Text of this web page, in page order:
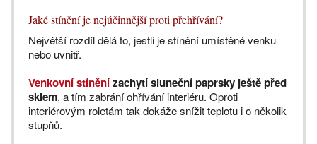
Jaké stínění je nejúčinnější proti přehřívání?
Největší rozdíl dělá to, jestli je stínění umístěné venku
nebo uvnitř.
Venkovní stíněnízachytí sluneční paprsky ještě před
sklem, a tím zabrání ohřívání interiéru. Oproti
interiérovým roletám tak dokáže snížit teplotu i o několik
stupňů.